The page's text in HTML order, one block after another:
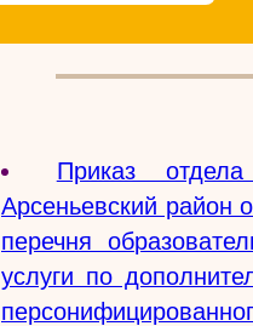
Приказ
Арсеньевский район
перечня
услуги по